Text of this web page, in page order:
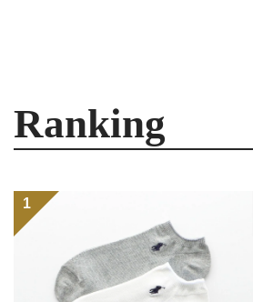
Ranking